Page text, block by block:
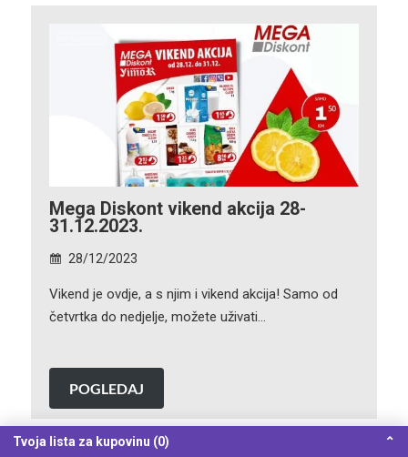
Mega Diskont vikend akcija 28-
31.12.2023.
28/12/2023
Vikend je ovdje, a s njim i vikend akcija! Samo od
četvrtka do nedjelje, možete uživati…
POGLEDAJ
Tvoja lista za kupovinu (0) ⌃